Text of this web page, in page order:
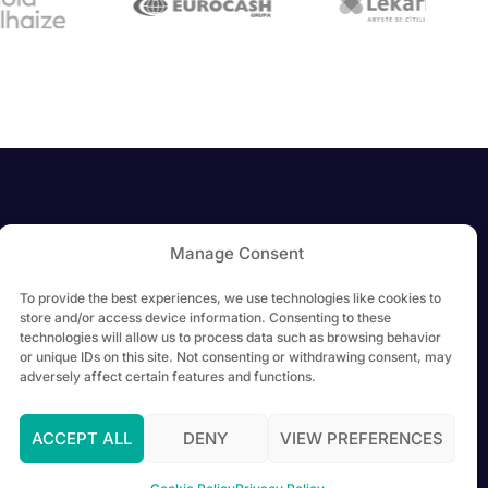
Manage Consent
To provide the best experiences, we use technologies like cookies to
store and/or access device information. Consenting to these
technologies will allow us to process data such as browsing behavior
or unique IDs on this site. Not consenting or withdrawing consent, may
adversely affect certain features and functions.
ACCEPT ALL DENY VIEW PREFERENCES
0.0/0.0/23_069/0007885 (FX05030110_7885) v rámci páté veřejné
podpory EU (Národní plán obnovy)